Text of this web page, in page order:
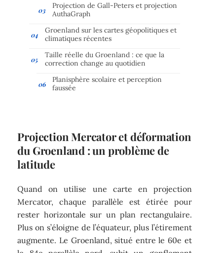
Projection de Gall-Peters et projection
AuthaGraph
Groenland sur les cartes géopolitiques et
climatiques récentes
Taille réelle du Groenland : ce que la
correction change au quotidien
Planisphère scolaire et perception
faussée
Projection Mercator et déformation
du Groenland : un problème de
latitude
Quand on utilise une carte en projection
Mercator, chaque parallèle est étirée pour
rester horizontale sur un plan rectangulaire.
Plus on s’éloigne de l’équateur, plus l’étirement
augmente. Le Groenland, situé entre le 60e et